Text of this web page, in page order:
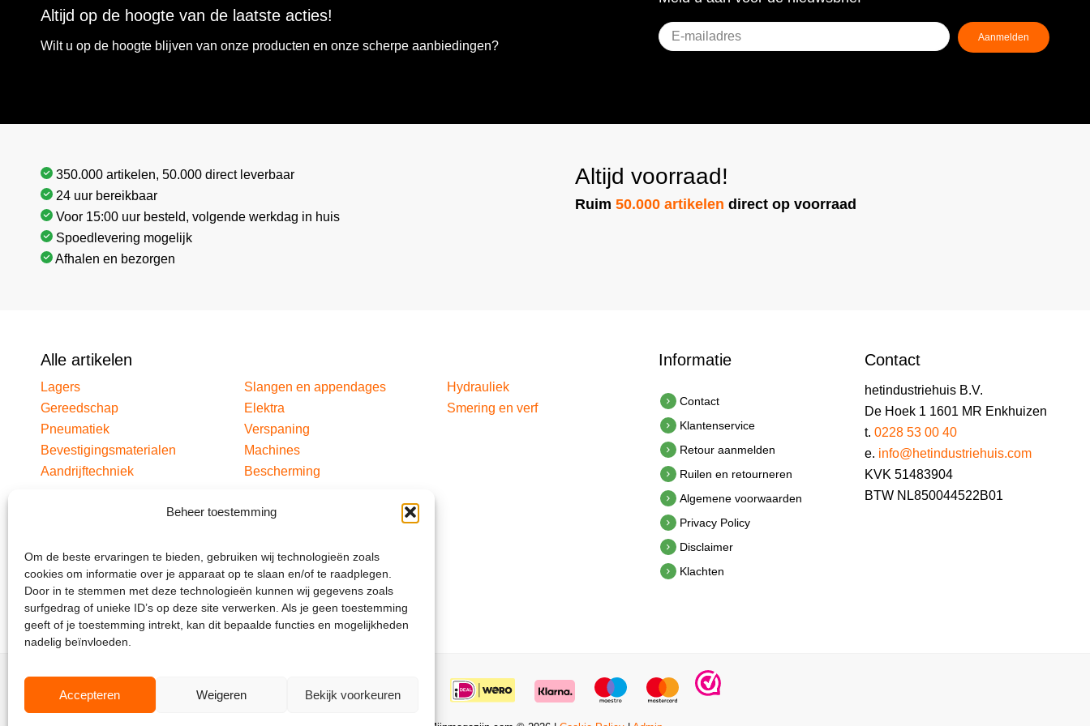
Beheer toestemming
Om de beste ervaringen te bieden, gebruiken wij technologieën zoals
cookies om informatie over je apparaat op te slaan en/of te raadplegen.
Door in te stemmen met deze technologieën kunnen wij gegevens zoals
surfgedrag of unieke ID’s op deze site verwerken. Als je geen toestemming
geeft of je toestemming intrekt, kan dit bepaalde functies en mogelijkheden
nadelig beïnvloeden.
Accepteren Weigeren Bekijk voorkeuren
Altijd op de hoogte van de laatste acties!
Wilt u op de hoogte blijven van onze producten en onze scherpe aanbiedingen?
E-
mailadres(Vereist)
Aanmelden
350.000 artikelen, 50.000 direct leverbaar
24 uur bereikbaar
Voor 15:00 uur besteld, volgende werkdag in huis
Spoedlevering mogelijk
Afhalen en bezorgen
Altijd voorraad!
Ruim50.000 artikelen direct op voorraad
Alle artikelen
Lagers
Gereedschap
Pneumatiek
Bevestigingsmaterialen
Aandrijftechniek
Slangen en appendages
Elektra
Verspaning
Machines
Bescherming
Hydrauliek
Smering en verf
Informatie
Contact
Klantenservice
Retour aanmelden
Ruilen en retourneren
Algemene voorwaarden
Privacy Policy
Disclaimer
Klachten
Contact
hetindustriehuis B.V.
De Hoek 1 1601 MR Enkhuizen
t. 0228 53 00 40
e. info@hetindustriehuis.com
KVK 51483904
BTW NL850044522B01